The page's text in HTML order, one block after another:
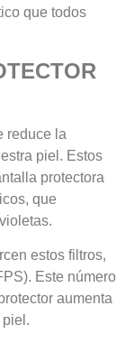
que todos
reduce la
piel. Estos
protectora
que
estos filtros,
Este número
aumenta